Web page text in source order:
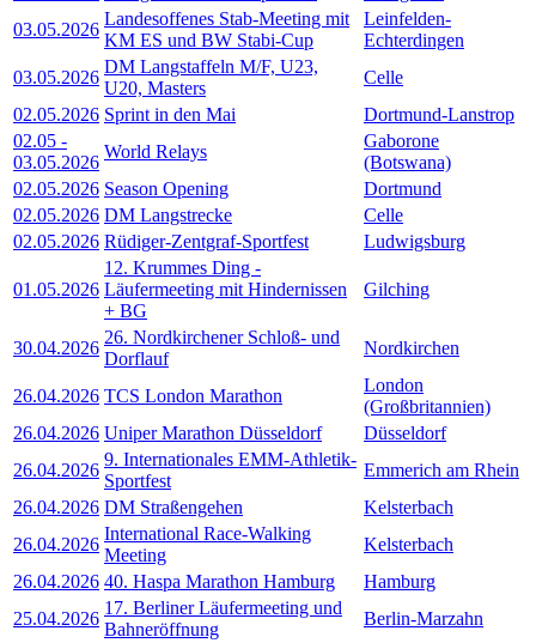
03.05.2026
Landesoffenes Stab-Meeting mit
KM ES und BW Stabi-Cup
Leinfelden-
Echterdingen
03.05.2026
DM Langstaffeln M/F, U23,
U20, Masters
Celle
02.05.2026 Sprint in den Mai
Dortmund-Lanstrop
02.05 -
03.05.2026
World Relays
Gaborone
(Botswana)
02.05.2026 Season Opening
Dortmund
02.05.2026 DM Langstrecke
Celle
02.05.2026 Rüdiger-Zentgraf-Sportfest Ludwigsburg
01.05.2026
12. Krummes Ding -
Läufermeeting mit Hindernissen
+ BG
Gilching
30.04.2026
26. Nordkirchener Schloß- und
Dorflauf
Nordkirchen
26.04.2026 TCS London Marathon
London
(Großbritannien)
26.04.2026 Uniper Marathon Düsseldorf
Düsseldorf
26.04.2026
9. Internationales EMM-Athletik-
Sportfest
Emmerich am Rhein
26.04.2026 DM Straßengehen
Kelsterbach
26.04.2026
International Race-Walking
Meeting
Kelsterbach
26.04.2026 40. Haspa Marathon Hamburg
Hamburg
25.04.2026
17. Berliner Läufermeeting und
Bahneröffnung
Berlin-Marzahn